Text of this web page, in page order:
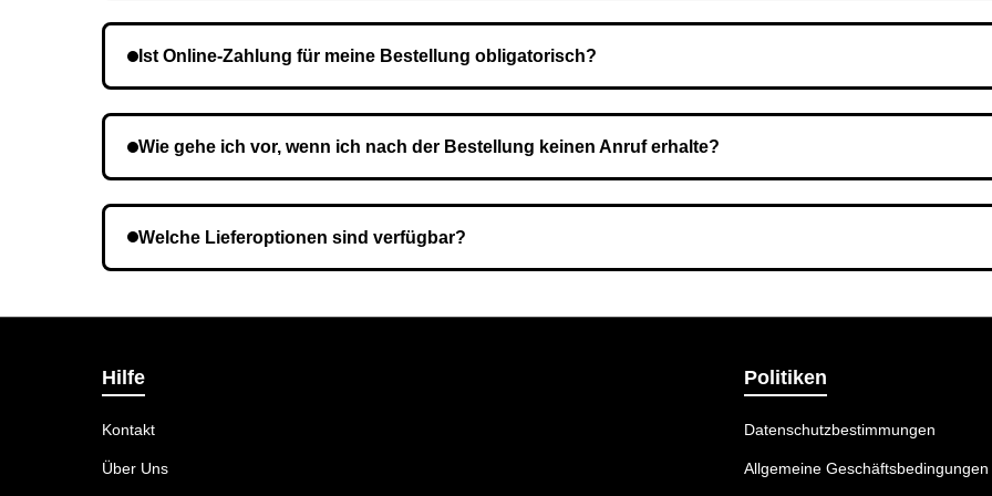
Ist Online-Zahlung für meine Bestellung obligatorisch?
Wie gehe ich vor, wenn ich nach der Bestellung keinen Anruf erhalte?
Welche Lieferoptionen sind verfügbar?
Hilfe
Kontakt
Über Uns
Politiken
Datenschutzbestimmungen
Allgemeine Geschäftsbedingungen